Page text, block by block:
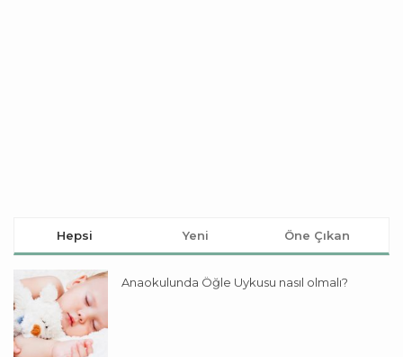
Hepsi Yeni Öne Çıkan
Anaokulunda Öğle Uykusu nasıl olmalı?